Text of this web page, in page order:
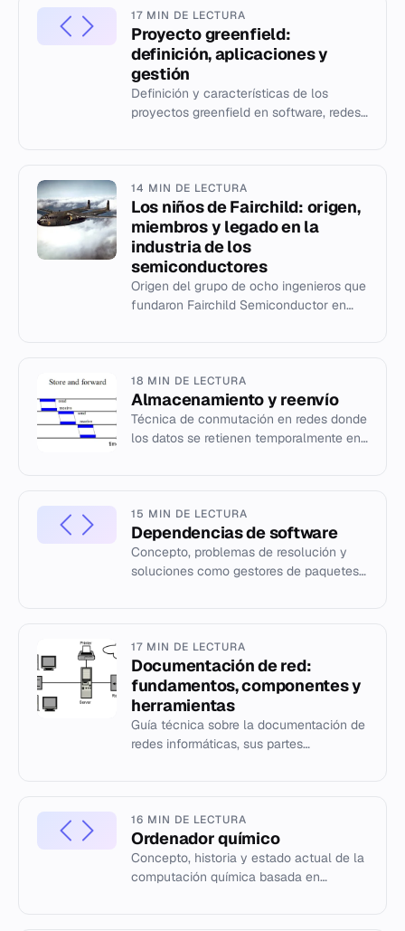
17 MIN DE LECTURA
Proyecto greenfield:
definición, aplicaciones y
gestión
Definición y características de los
proyectos greenfield en software, redes
14 MIN DE LECTURA
Los niños de Fairchild: origen,
miembros y legado en la
industria de los
semiconductores
Origen del grupo de ocho ingenieros que
fundaron Fairchild Semiconductor en
18 MIN DE LECTURA
Almacenamiento y reenvío
Técnica de conmutación en redes donde
los datos se retienen temporalmente en
15 MIN DE LECTURA
Dependencias de software
Concepto, problemas de resolución y
soluciones como gestores de paquetes
17 MIN DE LECTURA
Documentación de red:
fundamentos, componentes y
herramientas
Guía técnica sobre la documentación de
redes informáticas, sus partes
16 MIN DE LECTURA
Ordenador químico
Concepto, historia y estado actual de la
computación química basada en